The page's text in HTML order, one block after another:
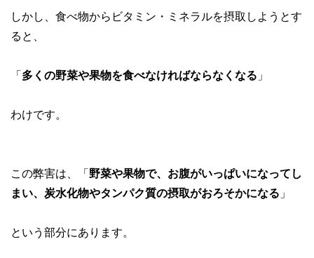
しかし、食べ物からビタミン・ミネラルを摂取しようとす
ると、
「 多くの野菜や果物を食べなければならなくなる 」
わけです。
この弊害は、「 野菜や果物で、お腹がいっぱいになってし
まい、炭水化物やタンパク質の摂取がおろそかになる 」
という部分にあります。